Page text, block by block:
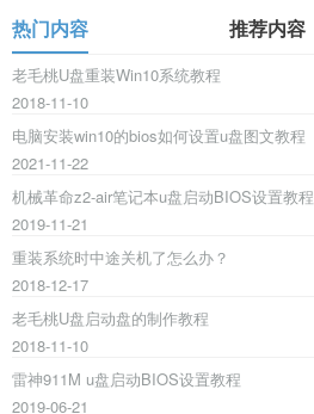
热门内容 推荐内容
老毛桃U盘重装Win10系统教程
2018-11-10
电脑安装win10的bios如何设置u盘图文教程
2021-11-22
机械革命z2-air笔记本u盘启动BIOS设置教程
2019-11-21
重装系统时中途关机了怎么办？
2018-12-17
老毛桃U盘启动盘的制作教程
2018-11-10
雷神911M u盘启动BIOS设置教程
2019-06-21